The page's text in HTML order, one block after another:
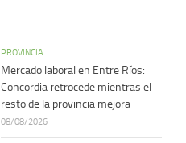
PROVINCIA
Mercado laboral en Entre Ríos:
Concordia retrocede mientras el
resto de la provincia mejora
08/08/2026